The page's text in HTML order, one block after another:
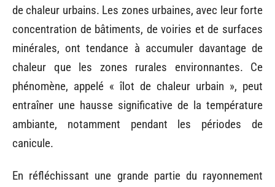
de chaleur urbains. Les zones urbaines, avec leur forte
concentration de bâtiments, de voiries et de surfaces
minérales, ont tendance à accumuler davantage de
chaleur que les zones rurales environnantes. Ce
phénomène, appelé « îlot de chaleur urbain », peut
entraîner une hausse significative de la température
ambiante, notamment pendant les périodes de
canicule.
En réfléchissant une grande partie du rayonnement